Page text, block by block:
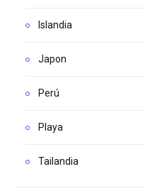
Islandia
Japon
Perú
Playa
Tailandia